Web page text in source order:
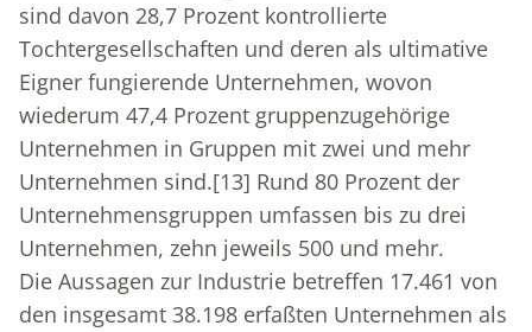
sind davon 28,7 Prozent kontrollierte
Tochtergesellschaften und deren als ultimative
Eigner fungierende Unternehmen, wovon
wiederum 47,4 Prozent gruppenzugehörige
Unternehmen in Gruppen mit zwei und mehr
Unternehmen sind.[13] Rund 80 Prozent der
Unternehmensgruppen umfassen bis zu drei
Unternehmen, zehn jeweils 500 und mehr.
Die Aussagen zur Industrie betreffen 17.461 von
den insgesamt 38.198 erfaßten Unternehmen als